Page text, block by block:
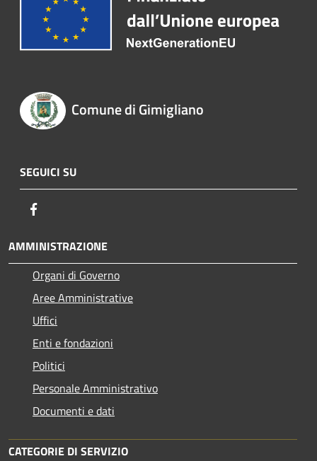
Comune di Gimigliano
SEGUICI SU
AMMINISTRAZIONE
Organi di Governo
Aree Amministrative
Uffici
Enti e fondazioni
Politici
Personale Amministrativo
Documenti e dati
CATEGORIE DI SERVIZIO